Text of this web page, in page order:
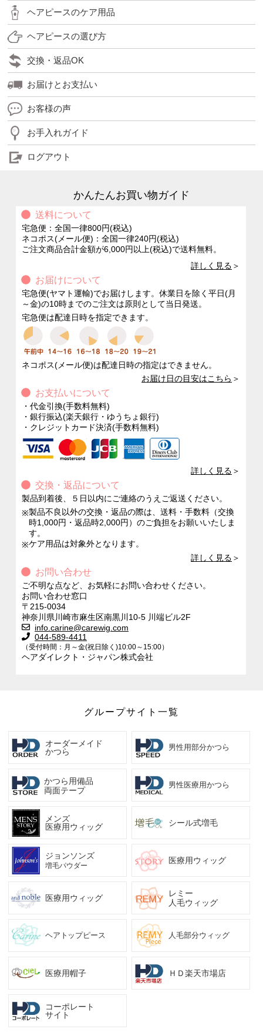
ヘアピースのケア用品
ヘアピースの選び方
交換・返品OK
お届けとお支払い
お客様の声
お手入れガイド
ログアウト
かんたんお買い物ガイド
送料について
宅急便：全国一律800円(税込)
ネコポス(メール便)：全国一律240円(税込)
ご注文商品合計金額が6,000円以上(税込)で送料無料。
詳しく見る ＞
お届けについて
宅急便(ヤマト運輸)でお届けします。休業日を除く平日(月
～金)の10時までのご注文は原則として当日発送。
宅急便は配達日時を指定できます。
ネコポス(メール便)は配達日時の指定はできません。
お届け日の目安はこちら ＞
お支払いについて
・ 代金引換(手数料無料)
・ 銀行振込(楽天銀行・ゆうちょ銀行)
・ クレジットカード決済(手数料無料)
詳しく見る ＞
交換・返品について
製品到着後、５日以内にご連絡のうえご返送ください。
※製品不良以外の交換・返品の際は、送料・手数料（交換
時1,000円・返品時2,000円）のご負担をお願いいたしま
す。
※ケア用品は対象外となります。
詳しく見る ＞
お問い合わせ
ご不明な点など、お気軽にお問い合わせください。
お問い合わせ窓口
〒215-0034
神奈川県川崎市麻生区南黒川10-5 川端ビル2F
info.carine@carewig.com
044-589-4411
（受付時間：月～金(祝日除く)10:00～15:00）
ヘアダイレクト・ジャパン株式会社
グループサイト一覧
オーダーメイド
かつら
男性用部分かつら
かつら用備品
両面テープ
男性医療用かつら
メンズ
医療用ウィッグ
シール式増毛
ジョンソンズ
増毛パウダー
医療用ウィッグ
医療用ウィッグ
レミー
人毛ウィッグ
ヘアトップピース 人毛部分ウィッグ
医療用帽子 ＨＤ楽天市場店
コーポレート
サイト